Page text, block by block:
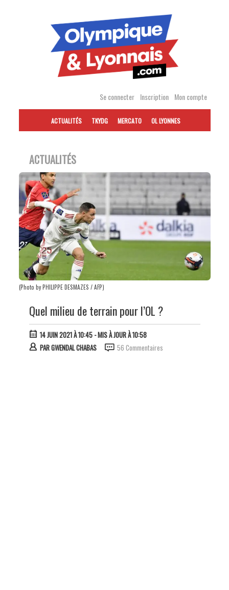
Se connecter Inscription Mon compte
ACTUALITÉS TKYDG MERCATO OL LYONNES
ACTUALITÉS
(Photo by PHILIPPE DESMAZES / AFP)
Quel milieu de terrain pour l’OL ?
14 JUIN 2021 À 10:45- MIS À JOUR À 10:58
PARGWENDAL CHABAS 56 Commentaires